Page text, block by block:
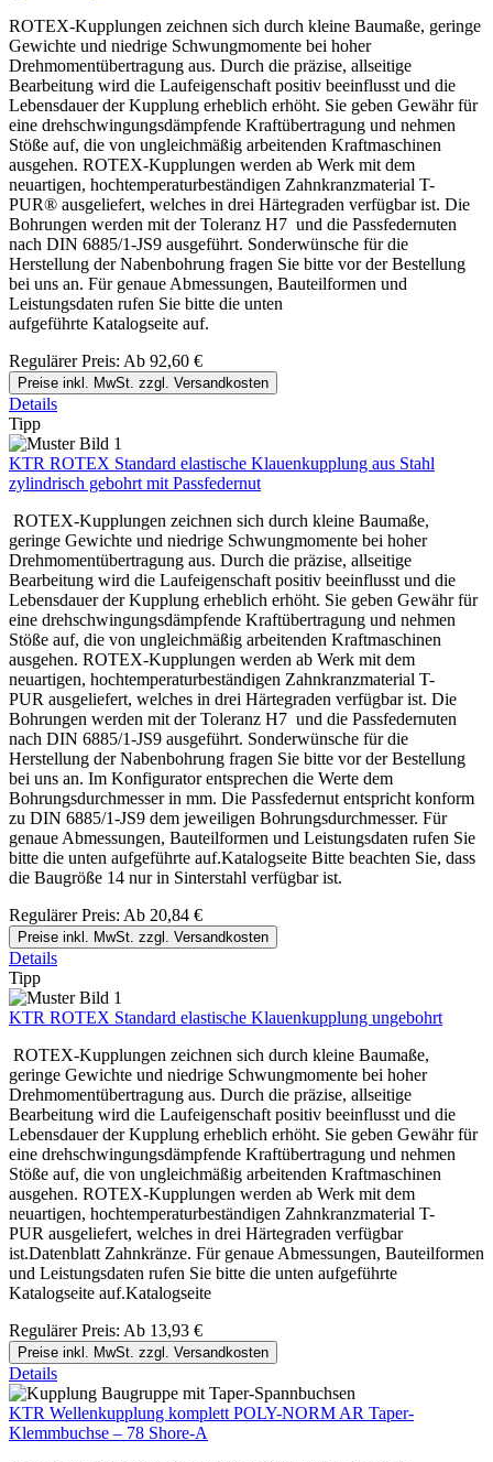
ROTEX-Kupplungen zeichnen sich durch kleine Baumaße, geringe
Gewichte und niedrige Schwungmomente bei hoher
Drehmomentübertragung aus. Durch die präzise, allseitige
Bearbeitung wird die Laufeigenschaft positiv beeinflusst und die
Lebensdauer der Kupplung erheblich erhöht. Sie geben Gewähr für
eine drehschwingungsdämpfende Kraftübertragung und nehmen
Stöße auf, die von ungleichmäßig arbeitenden Kraftmaschinen
ausgehen. ROTEX-Kupplungen werden ab Werk mit dem
neuartigen, hochtemperaturbeständigen Zahnkranzmaterial T-
PUR® ausgeliefert, welches in drei Härtegraden verfügbar ist. Die
Bohrungen werden mit der Toleranz H7 und die Passfedernuten
nach DIN 6885/1-JS9 ausgeführt. Sonderwünsche für die
Herstellung der Nabenbohrung fragen Sie bitte vor der Bestellung
bei uns an. Für genaue Abmessungen, Bauteilformen und
Leistungsdaten rufen Sie bitte die unten
aufgeführte Katalogseite auf.
Regulärer Preis: Ab 92,60 €
Preise inkl. MwSt. zzgl. Versandkosten
Details
Tipp
KTR ROTEX Standard elastische Klauenkupplung aus Stahl
zylindrisch gebohrt mit Passfedernut
ROTEX-Kupplungen zeichnen sich durch kleine Baumaße,
geringe Gewichte und niedrige Schwungmomente bei hoher
Drehmomentübertragung aus. Durch die präzise, allseitige
Bearbeitung wird die Laufeigenschaft positiv beeinflusst und die
Lebensdauer der Kupplung erheblich erhöht. Sie geben Gewähr für
eine drehschwingungsdämpfende Kraftübertragung und nehmen
Stöße auf, die von ungleichmäßig arbeitenden Kraftmaschinen
ausgehen. ROTEX-Kupplungen werden ab Werk mit dem
neuartigen, hochtemperaturbeständigen Zahnkranzmaterial T-
PUR ausgeliefert, welches in drei Härtegraden verfügbar ist. Die
Bohrungen werden mit der Toleranz H7 und die Passfedernuten
nach DIN 6885/1-JS9 ausgeführt. Sonderwünsche für die
Herstellung der Nabenbohrung fragen Sie bitte vor der Bestellung
bei uns an. Im Konfigurator entsprechen die Werte dem
Bohrungsdurchmesser in mm. Die Passfedernut entspricht konform
zu DIN 6885/1-JS9 dem jeweiligen Bohrungsdurchmesser. Für
genaue Abmessungen, Bauteilformen und Leistungsdaten rufen Sie
bitte die unten aufgeführte auf.Katalogseite Bitte beachten Sie, dass
die Baugröße 14 nur in Sinterstahl verfügbar ist.
Regulärer Preis: Ab 20,84 €
Preise inkl. MwSt. zzgl. Versandkosten
Details
Tipp
KTR ROTEX Standard elastische Klauenkupplung ungebohrt
ROTEX-Kupplungen zeichnen sich durch kleine Baumaße,
geringe Gewichte und niedrige Schwungmomente bei hoher
Drehmomentübertragung aus. Durch die präzise, allseitige
Bearbeitung wird die Laufeigenschaft positiv beeinflusst und die
Lebensdauer der Kupplung erheblich erhöht. Sie geben Gewähr für
eine drehschwingungsdämpfende Kraftübertragung und nehmen
Stöße auf, die von ungleichmäßig arbeitenden Kraftmaschinen
ausgehen. ROTEX-Kupplungen werden ab Werk mit dem
neuartigen, hochtemperaturbeständigen Zahnkranzmaterial T-
PUR ausgeliefert, welches in drei Härtegraden verfügbar
ist.Datenblatt Zahnkränze. Für genaue Abmessungen, Bauteilformen
und Leistungsdaten rufen Sie bitte die unten aufgeführte
Katalogseite auf.Katalogseite
Regulärer Preis: Ab 13,93 €
Preise inkl. MwSt. zzgl. Versandkosten
Details
KTR Wellenkupplung komplett POLY-NORM AR Taper-
Klemmbuchse – 78 Shore-A